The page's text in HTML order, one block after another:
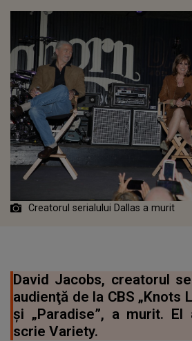
Creatorul serialului Dallas a murit
David Jacobs, creatorul
audienţă de la CBS „Knots
şi „Paradise”, a murit.
scrie Variety.